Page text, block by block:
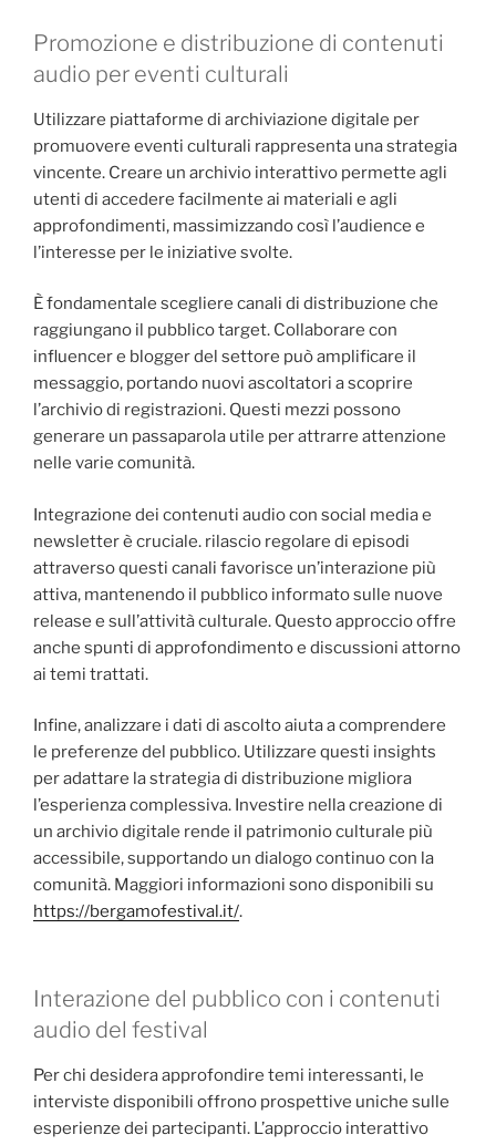
Promozione e distribuzione di contenuti
audio per eventi culturali
Utilizzare piattaforme di archiviazione digitale per
promuovere eventi culturali rappresenta una strategia
vincente. Creare un archivio interattivo permette agli
utenti di accedere facilmente ai materiali e agli
approfondimenti, massimizzando così l’audience e
l’interesse per le iniziative svolte.
È fondamentale scegliere canali di distribuzione che
raggiungano il pubblico target. Collaborare con
influencer e blogger del settore può amplificare il
messaggio, portando nuovi ascoltatori a scoprire
l’archivio di registrazioni. Questi mezzi possono
generare un passaparola utile per attrarre attenzione
nelle varie comunità.
Integrazione dei contenuti audio con social media e
newsletter è cruciale. rilascio regolare di episodi
attraverso questi canali favorisce un’interazione più
attiva, mantenendo il pubblico informato sulle nuove
release e sull’attività culturale. Questo approccio offre
anche spunti di approfondimento e discussioni attorno
ai temi trattati.
Infine, analizzare i dati di ascolto aiuta a comprendere
le preferenze del pubblico. Utilizzare questi insights
per adattare la strategia di distribuzione migliora
l’esperienza complessiva. Investire nella creazione di
un archivio digitale rende il patrimonio culturale più
accessibile, supportando un dialogo continuo con la
comunità. Maggiori informazioni sono disponibili su
https://bergamofestival.it/.
Interazione del pubblico con i contenuti
audio del festival
Per chi desidera approfondire temi interessanti, le
interviste disponibili offrono prospettive uniche sulle
esperienze dei partecipanti. L’approccio interattivo